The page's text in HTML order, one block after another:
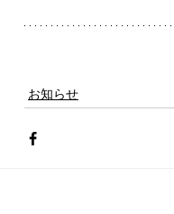
お知らせ